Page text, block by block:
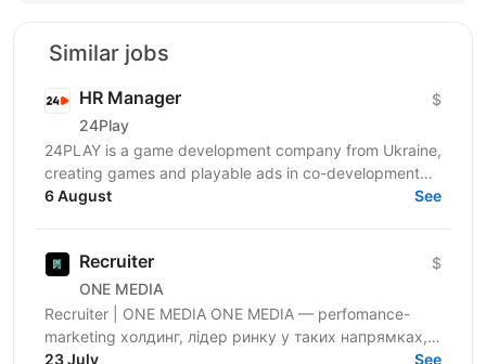
Similar jobs
HR Manager
24Play
$
24PLAY is a game development company from Ukraine,
creating games and playable ads in co-development
6 August See
Recruiter
ONE MEDIA
$
Recruiter | ONE MEDIA ONE MEDIA — perfomance-
marketing холдинг, лідер ринку у таких напрямках,
як NUTRA та GAMBLING. Ми створюємо потужну
23 July See